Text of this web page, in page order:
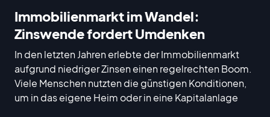
Immobilienmarkt im Wandel:
Zinswende fordert Umdenken
In den letzten Jahren erlebte der Immobilienmarkt
aufgrund niedriger Zinsen einen regelrechten Boom.
Viele Menschen nutzten die günstigen Konditionen,
um in das eigene Heim oder in eine Kapitalanlage